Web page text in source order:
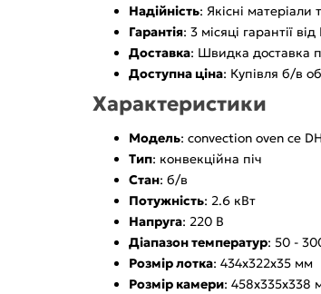
Надійність: Якісні матеріали
Гарантія: 3 місяці гарантії
Доставка: Швидка доставка
Доступна ціна: Купівля б/в
Характеристики
Модель: convection oven ce
Тип: конвекційна піч
Стан: б/в
Потужність: 2.6 кВт
Напруга: 220 В
Діапазон температур: 50 -
Розмір лотка: 434x322x35 мм
Розмір камери: 458x335x338